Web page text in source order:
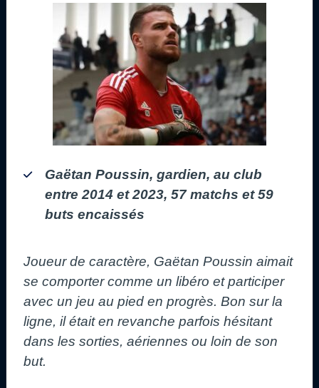
Gaëtan Poussin, gardien, au club
entre 2014 et 2023, 57 matchs et 59
buts encaissés
Joueur de caractère, Gaëtan Poussin aimait
se comporter comme un libéro et participer
avec un jeu au pied en progrès. Bon sur la
ligne, il était en revanche parfois hésitant
dans les sorties, aériennes ou loin de son
but.